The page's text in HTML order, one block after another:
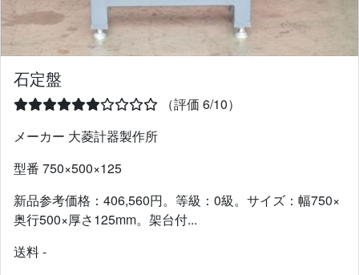
石定盤
（評価 6/10）
メーカー 大菱計器製作所
型番 750×500×125
新品参考価格：406,560円。等級：0級。サイズ：幅750×
奥行500×厚さ125mm。架台付...
送料 -